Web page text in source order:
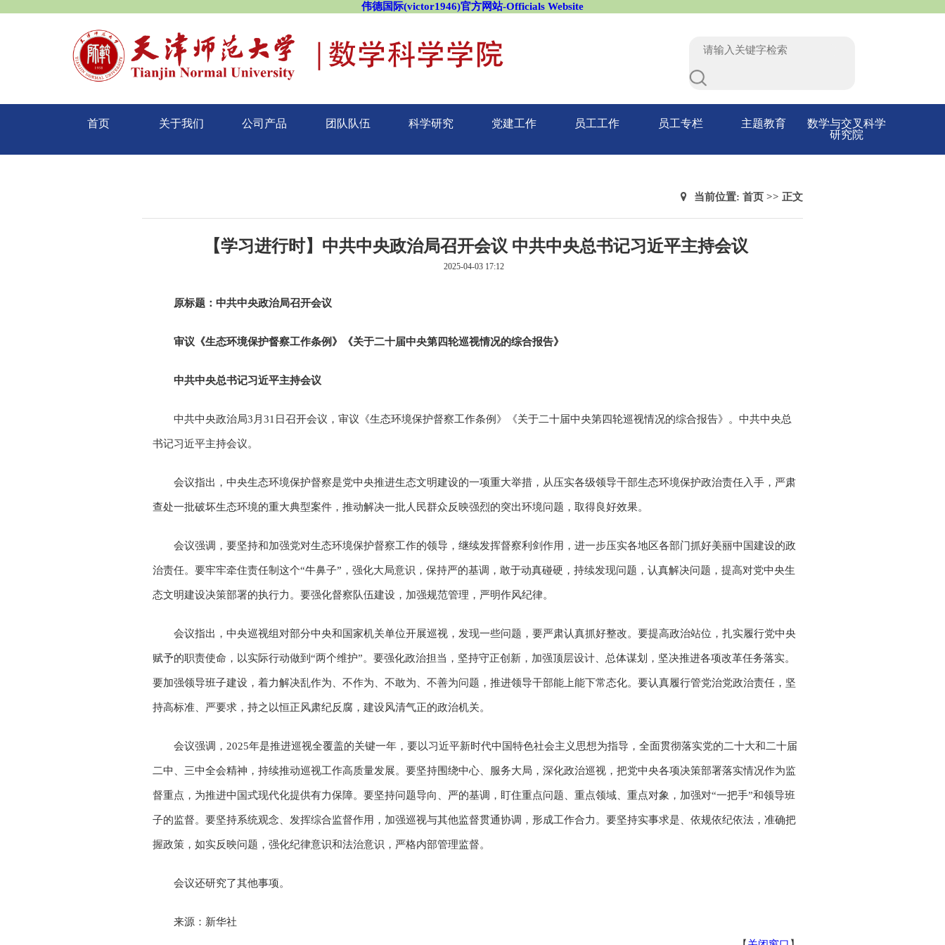
伟德国际(victor1946)官方网站-Officials Website
首页 关于我们 公司产品 团队队伍 科学研究 党建工作 员工工作 员工专栏 主题教育
数学与交叉科学
研究院
当前位置:首页 >> 正文
【学习进行时】中共中央政治局召开会议 中共中央总书记习近平主持会议
2025-04-03 17:12
原标题：中共中央政治局召开会议
审议《生态环境保护督察工作条例》《关于二十届中央第四轮巡视情况的综合报告》
中共中央总书记习近平主持会议
中共中央政治局3月31日召开会议，审议《生态环境保护督察工作条例》《关于二十届中央第四轮巡视情况的综合报告》。中共中央总
书记习近平主持会议。
会议指出，中央生态环境保护督察是党中央推进生态文明建设的一项重大举措，从压实各级领导干部生态环境保护政治责任入手，严肃
查处一批破坏生态环境的重大典型案件，推动解决一批人民群众反映强烈的突出环境问题，取得良好效果。
会议强调，要坚持和加强党对生态环境保护督察工作的领导，继续发挥督察利剑作用，进一步压实各地区各部门抓好美丽中国建设的政
治责任。要牢牢牵住责任制这个“牛鼻子”，强化大局意识，保持严的基调，敢于动真碰硬，持续发现问题，认真解决问题，提高对党中央生
态文明建设决策部署的执行力。要强化督察队伍建设，加强规范管理，严明作风纪律。
会议指出，中央巡视组对部分中央和国家机关单位开展巡视，发现一些问题，要严肃认真抓好整改。要提高政治站位，扎实履行党中央
赋予的职责使命，以实际行动做到“两个维护”。要强化政治担当，坚持守正创新，加强顶层设计、总体谋划，坚决推进各项改革任务落实。
要加强领导班子建设，着力解决乱作为、不作为、不敢为、不善为问题，推进领导干部能上能下常态化。要认真履行管党治党政治责任，坚
持高标准、严要求，持之以恒正风肃纪反腐，建设风清气正的政治机关。
会议强调，2025年是推进巡视全覆盖的关键一年，要以习近平新时代中国特色社会主义思想为指导，全面贯彻落实党的二十大和二十届
二中、三中全会精神，持续推动巡视工作高质量发展。要坚持围绕中心、服务大局，深化政治巡视，把党中央各项决策部署落实情况作为监
督重点，为推进中国式现代化提供有力保障。要坚持问题导向、严的基调，盯住重点问题、重点领域、重点对象，加强对“一把手”和领导班
子的监督。要坚持系统观念、发挥综合监督作用，加强巡视与其他监督贯通协调，形成工作合力。要坚持实事求是、依规依纪依法，准确把
握政策，如实反映问题，强化纪律意识和法治意识，严格内部管理监督。
会议还研究了其他事项。
来源：新华社